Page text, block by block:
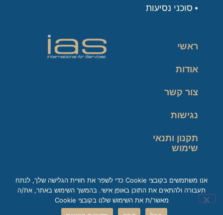
סוכני נסיעות
ראשי
אודות
צור קשר
נגישות
תקנון ותנאי
שימוש
זכות עיון במידע
אנו משתמשים בקובצי Cookie כדי לשפר את חוויית הגלישה שלך, לנתח
תעבורה ולהתאים את התוכן באופן אישי. בהמשך השימוש באתר, את/ה
מאשר/ת את השימוש שלנו בקובצי Cookie